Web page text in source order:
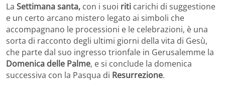
La Settimana santa, con i suoi riti carichi di suggestione
e un certo arcano mistero legato ai simboli che
accompagnano le processioni e le celebrazioni, è una
sorta di racconto degli ultimi giorni della vita di Gesù,
che parte dal suo ingresso trionfale in Gerusalemme la
Domenica delle Palme, e si conclude la domenica
successiva con la Pasqua di Resurrezione.